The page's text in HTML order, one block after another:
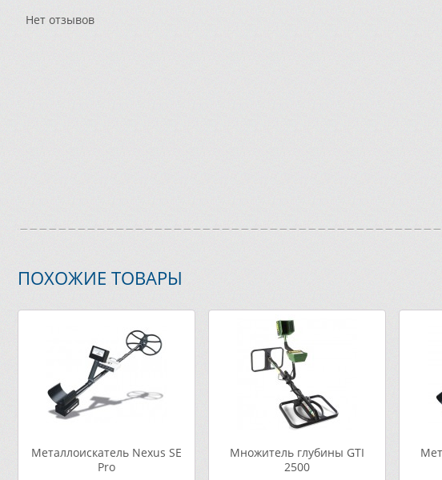
Нет отзывов
ПОХОЖИЕ ТОВАРЫ
Металлоискатель Nexus SE
Pro
Множитель глубины GTI
2500